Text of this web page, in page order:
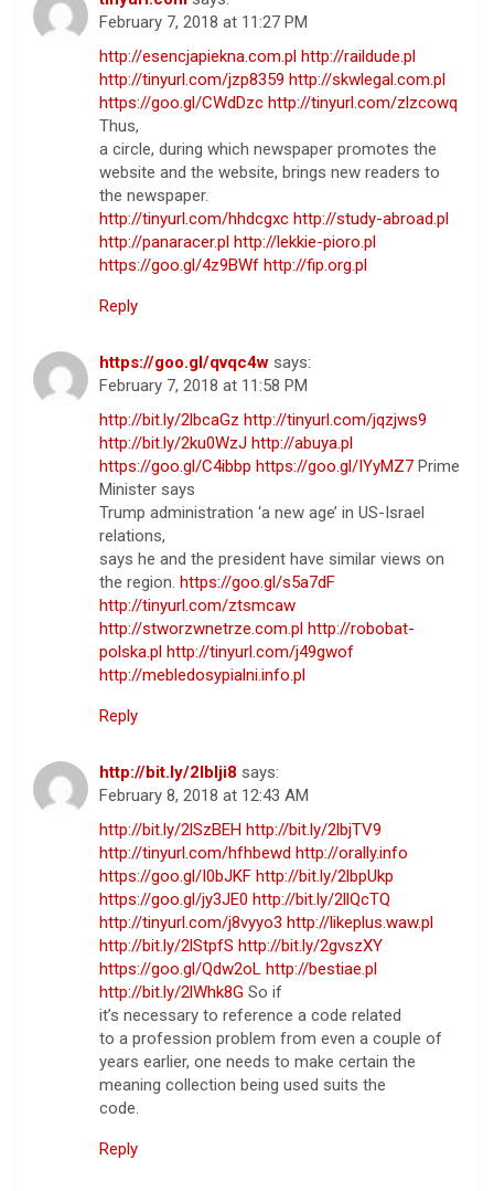
February 7, 2018 at 11:27 PM
http://esencjapiekna.com.pl http://raildude.pl
http://tinyurl.com/jzp8359 http://skwlegal.com.pl
https://goo.gl/CWdDzc http://tinyurl.com/zlzcowq
Thus,
a circle, during which newspaper promotes the
website and the website, brings new readers to
the newspaper.
http://tinyurl.com/hhdcgxc http://study-abroad.pl
http://panaracer.pl http://lekkie-pioro.pl
https://goo.gl/4z9BWf http://fip.org.pl
Reply
https://goo.gl/qvqc4w says:
February 7, 2018 at 11:58 PM
http://bit.ly/2lbcaGz http://tinyurl.com/jqzjws9
http://bit.ly/2ku0WzJ http://abuya.pl
https://goo.gl/C4ibbp https://goo.gl/IYyMZ7 Prime
Minister says
Trump administration ‘a new age’ in US-Israel
relations,
says he and the president have similar views on
the region. https://goo.gl/s5a7dF
http://tinyurl.com/ztsmcaw
http://stworzwnetrze.com.pl http://robobat-
polska.pl http://tinyurl.com/j49gwof
http://mebledosypialni.info.pl
Reply
http://bit.ly/2lblji8 says:
February 8, 2018 at 12:43 AM
http://bit.ly/2lSzBEH http://bit.ly/2lbjTV9
http://tinyurl.com/hfhbewd http://orally.info
https://goo.gl/I0bJKF http://bit.ly/2lbpUkp
https://goo.gl/jy3JE0 http://bit.ly/2llQcTQ
http://tinyurl.com/j8vyyo3 http://likeplus.waw.pl
http://bit.ly/2lStpfS http://bit.ly/2gvszXY
https://goo.gl/Qdw2oL http://bestiae.pl
http://bit.ly/2lWhk8G So if
it’s necessary to reference a code related
to a profession problem from even a couple of
years earlier, one needs to make certain the
meaning collection being used suits the
code.
Reply